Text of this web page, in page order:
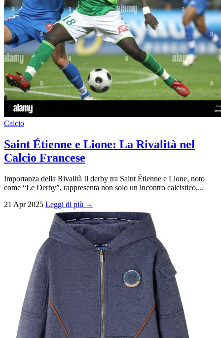
Calcio
Saint Étienne e Lione: La Rivalità nel
Calcio Francese
Importanza della Rivalità Il derby tra Saint Étienne e Lione, noto
come “Le Derby”, rappresenta non solo un incontro calcistico,...
21 Apr 2025 Leggi di più →